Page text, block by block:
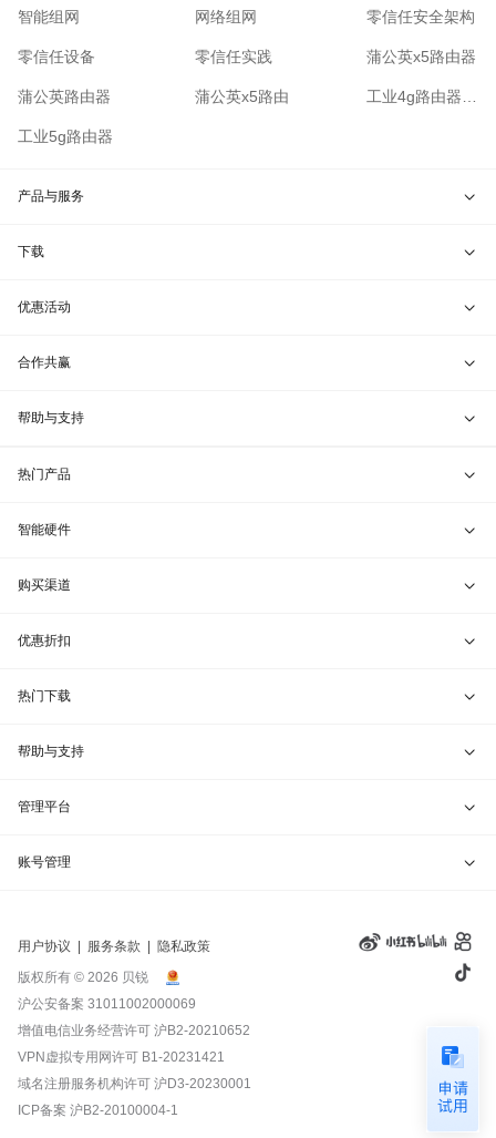
智能组网 网络组网 零信任安全架构
零信任设备 零信任实践 蒲公英x5路由器
蒲公英路由器 蒲公英x5路由
工业5g路由器
产品与服务
智能组网服务
下载
蒲公英游戏版
蒲公英客户端
蒲公英管理端
蒲公英服务器端
贝锐令牌
优惠活动
兑换码通道
教育折扣
合作共赢
开放平台
渠道合作
行业定制
帮助与支持
联系客服
VIP服务
远程协助
报告漏洞
网站地图
热门产品
贝锐向日葵 · 远程控制
贝锐蒲公英 · 异地组网
贝锐花生壳 · 动态域名
贝锐洋葱头 · 协作无间
智能硬件
贝锐向日葵硬件
贝锐蒲公英硬件
贝锐花生壳硬件
购买渠道
天猫旗舰店
京东旗舰店
优惠折扣
兑换码通道
教育公益折扣
热门下载
贝锐向日葵客户端
贝锐蒲公英客户端
贝锐花生壳客户端
帮助与支持
我要建议
我要投诉
钻石VIP
远程协助
报告漏洞
管理平台
贝锐向日葵管理
贝锐花生壳管理
贝锐洋葱头管理
域名管理
账号管理
账号信息
产品续费
我的订单
用户协议 服务条款
隐私政策
版权所有 © 2026 贝锐
沪公安备案 31011002000069
增值电信业务经营许可 沪B2-20210652
VPN虚拟专用网许可 B1-20231421
域名注册服务机构许可 沪D3-20230001
ICP备案 沪B2-20100004-1